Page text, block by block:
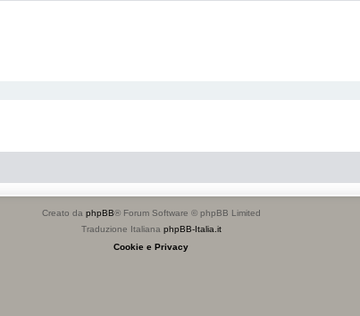
Creato da phpBB® Forum Software © phpBB Limited
Traduzione Italiana phpBB-Italia.it
Cookie e Privacy